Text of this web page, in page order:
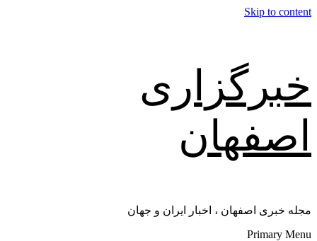
Skip to content
خبرگزاری
اصفهان
مجله خبری اصفهان ، اخبار ایران و جهان
Primary Menu